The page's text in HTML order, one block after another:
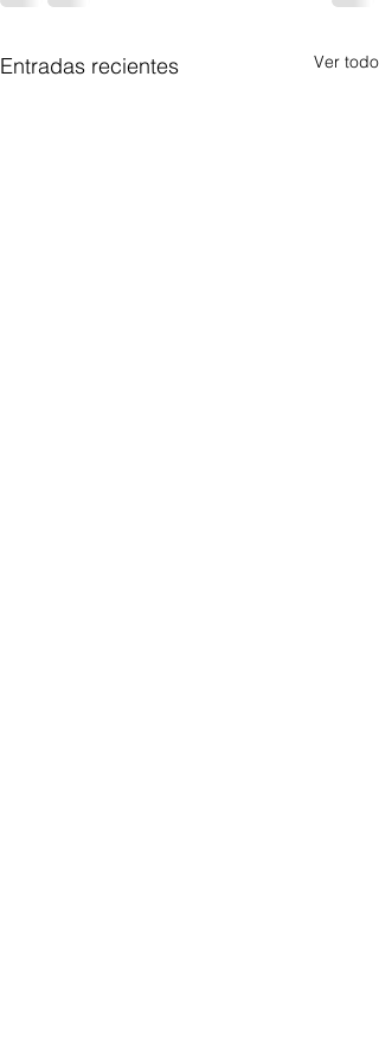
Entradas recientes Ver todo